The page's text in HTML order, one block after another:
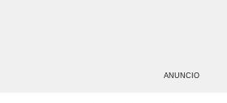
ANUNCIO